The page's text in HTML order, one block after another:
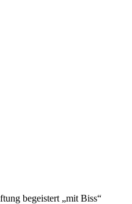
begeistert „mit Biss“